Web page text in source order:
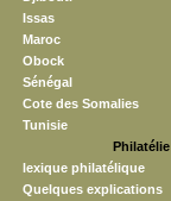
Issas
Maroc
Obock
Sénégal
Cote des Somalies
Tunisie
Philatélie
lexique philatélique
Quelques explications